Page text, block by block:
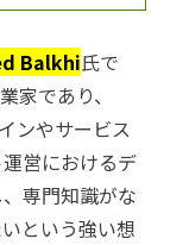
Balkhi氏で
家であり、
ンやサービス
営におけるデ
専門知識がな
という強い想